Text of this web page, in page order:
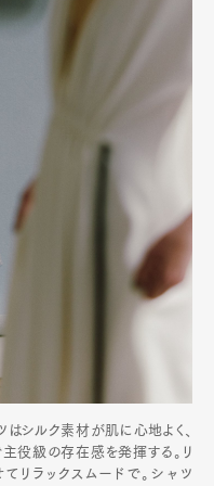
はシルク素材が肌に心地よく、
役級の存在感を発揮する。リ
リラックスムードで。シャツ